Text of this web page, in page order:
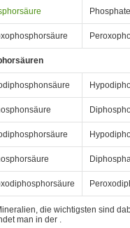
Phosphate
die wichtigsten sind
man in der .